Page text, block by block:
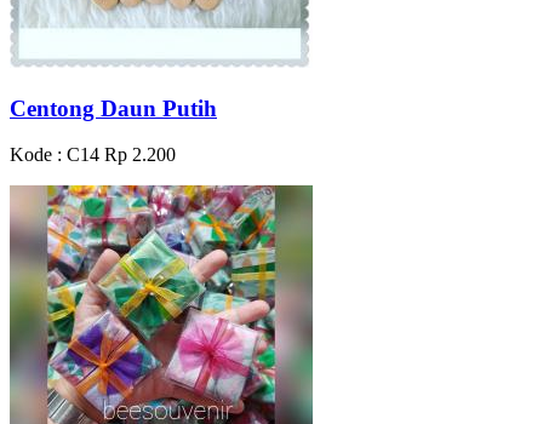
Centong Daun Putih
Kode : C14 Rp 2.200